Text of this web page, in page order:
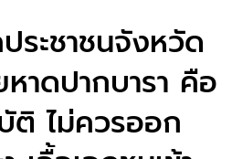
ระชาชนจังหวัด
าดปากบารา คือ
ติ ไม่ควรออก